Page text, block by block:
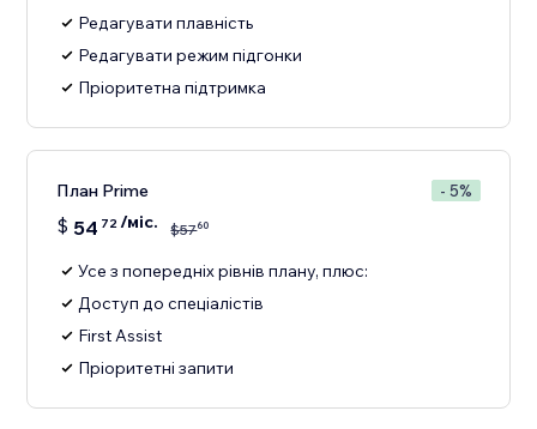
Редагувати плавність
Редагувати режим підгонки
Пріоритетна підтримка
План Prime - 5%
$ 54 72/міс. $5760
Усе з попередніх рівнів плану, плюс:
Доступ до спеціалістів
First Assist
Пріоритетні запити